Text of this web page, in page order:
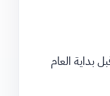
بداية العام